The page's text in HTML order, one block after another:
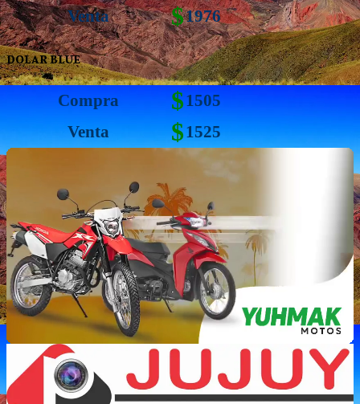
Venta
$1976
DOLAR BLUE
Compra $1505
Venta
$1525